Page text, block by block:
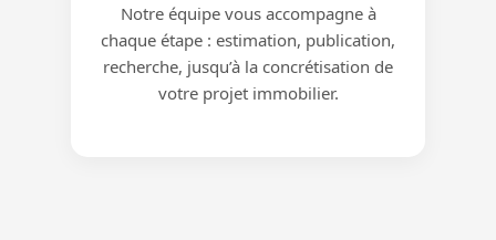
Notre équipe vous accompagne à
chaque étape : estimation, publication,
recherche, jusqu’à la concrétisation de
votre projet immobilier.